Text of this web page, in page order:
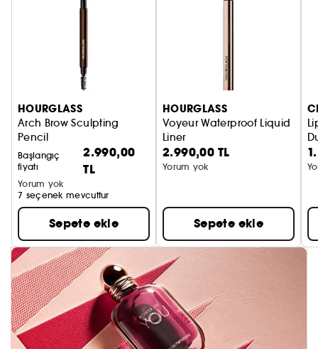
HOURGLASS
Arch Brow Sculpting
Pencil
Şekillendirici kaş kalemi
Başlangıç
fiyatı
2.990,00
TL
Yorum yok
7 seçenek mevcuttur
Sepete ekle
HOURGLASS
Voyeur Waterproof Liquid
Liner
Likit eyeliner
2.990,00 TL
Yorum yok
Sepete ekle